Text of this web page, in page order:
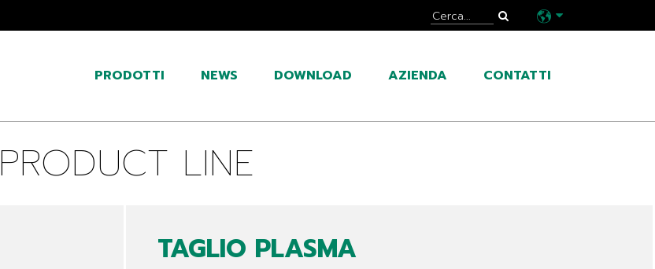
PRODOTTI NEWS DOWNLOAD AZIENDA CONTATTI
PRODUCT LINE
TAGLIO PLASMA